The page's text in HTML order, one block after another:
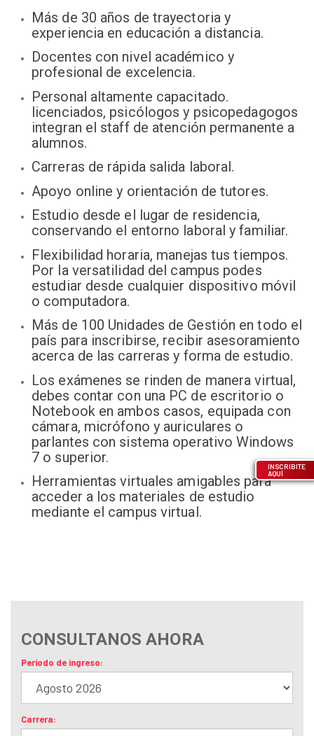
Más de 30 años de trayectoria y
experiencia en educación a distancia.
Docentes con nivel académico y
profesional de excelencia.
Personal altamente capacitado.
licenciados, psicólogos y psicopedagogos
integran el staff de atención permanente a
alumnos.
Carreras de rápida salida laboral.
Apoyo online y orientación de tutores.
Estudio desde el lugar de residencia,
conservando el entorno laboral y familiar.
Flexibilidad horaria, manejas tus tiempos.
Por la versatilidad del campus podes
estudiar desde cualquier dispositivo móvil
o computadora.
Más de 100 Unidades de Gestión en todo el
país para inscribirse, recibir asesoramiento
acerca de las carreras y forma de estudio.
Los exámenes se rinden de manera virtual,
debes contar con una PC de escritorio o
Notebook en ambos casos, equipada con
cámara, micrófono y auriculares o
parlantes con sistema operativo Windows
7 o superior.
Herramientas virtuales amigables para
acceder a los materiales de estudio
mediante el campus virtual.
CONSULTANOS AHORA
INSCRIBITE
AQUÍ